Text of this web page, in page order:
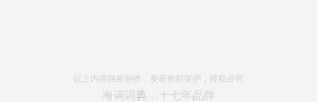
以上内容独家创作，受著作权保护，侵权必究
海词词典，十七年品牌